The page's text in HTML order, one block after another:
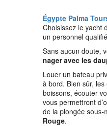
Égypte Palma
Choisissez le yacht
un personnel
Sans aucun doute,
nager avec les
Louer un bateau
à bord. Bien sûr,
boissons, écouter
vous permettront
de la plongée sous-
Rouge.